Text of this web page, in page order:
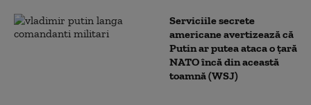
Serviciile secrete
americane avertizează că
Putin ar putea ataca o țară
NATO încă din această
toamnă (WSJ)